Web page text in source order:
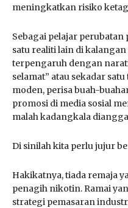
meningkatkan risiko
Sebagai pelajar perubatan
satu realiti lain di
terpengaruh dengan
selamat” atau sekadar
moden, perisa buah-
promosi di media sosial
malah kadangkala
Di sinilah kita perlu jujur
Hakikatnya, tiada remaja
penagih nikotin. Ramai
strategi pemasaran